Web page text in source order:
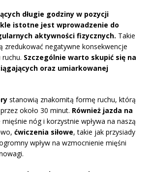
długie godziny w pozycji
istotne jest wprowadzenie do
aktywności fizycznych. Takie
zredukować negatywne konsekwencje
Szczególnie warto skupić się na
oraz umiarkowanej
stanowią znakomitą formę ruchu, którą
około 30 minut. Również jazda na
nóg i korzystnie wpływa na naszą
ćwiczenia siłowe, takie jak przysiady
wpływ na wzmocnienie mięśni